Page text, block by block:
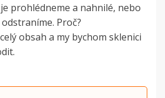
prohlédneme a nahnilé, nebo
Proč?
obsah a my bychom sklenici